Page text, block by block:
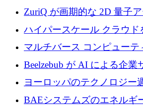
規模拡大に向けて 400 万ポ
ZuriQ が画期的な 2D 量子
張するために 2,550 万ドル
ハイパースケール クラウド
ン コンピューティングに対
ビジョン
マルチバース コンピューテ
ンドで最大 5 億 7,000 万ド
Beelzebub が AI による企業
のために 300 万ユーロを調
ヨーロッパのテクノロジー
上の取引に 10 億ユーロ以
BAEシステムズのエネルギ